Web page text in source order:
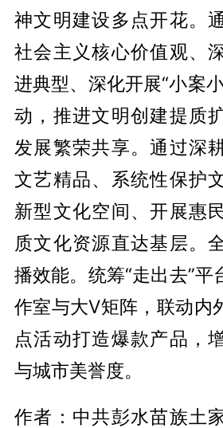
神文明建设多点开花。
社会主义核心价值观、
进典型、深化开展“小案
动，推进文明创建提质
发展繁荣共享。通过深
文艺精品、系统性保护
新型文化空间、开展惠
质文化资源直达基层。
播效能。统筹“走出去”平
作室与大V矩阵，联动内
点活动打造爆款产品，
与城市美誉度。
作者：中共彭水苗族土